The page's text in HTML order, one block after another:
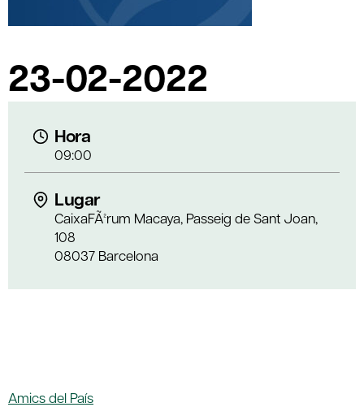
23-02-2022
Hora
09:00
Lugar
CaixaFÃ²rum Macaya, Passeig de Sant Joan,
108
08037 Barcelona
Amics del País